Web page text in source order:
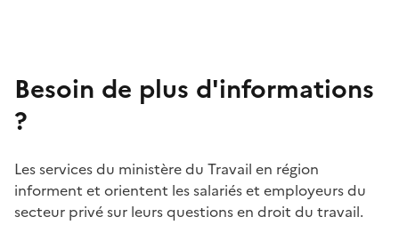
Besoin de plus d'informations
?
Les services du ministère du Travail en région
informent et orientent les salariés et employeurs du
secteur privé sur leurs questions en droit du travail.